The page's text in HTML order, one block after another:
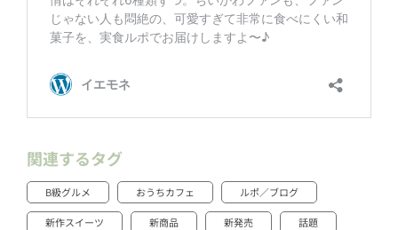
関連するタグ
B級グルメ おうちカフェ ルポ／ブログ
新作スイーツ 新商品 新発売 話題